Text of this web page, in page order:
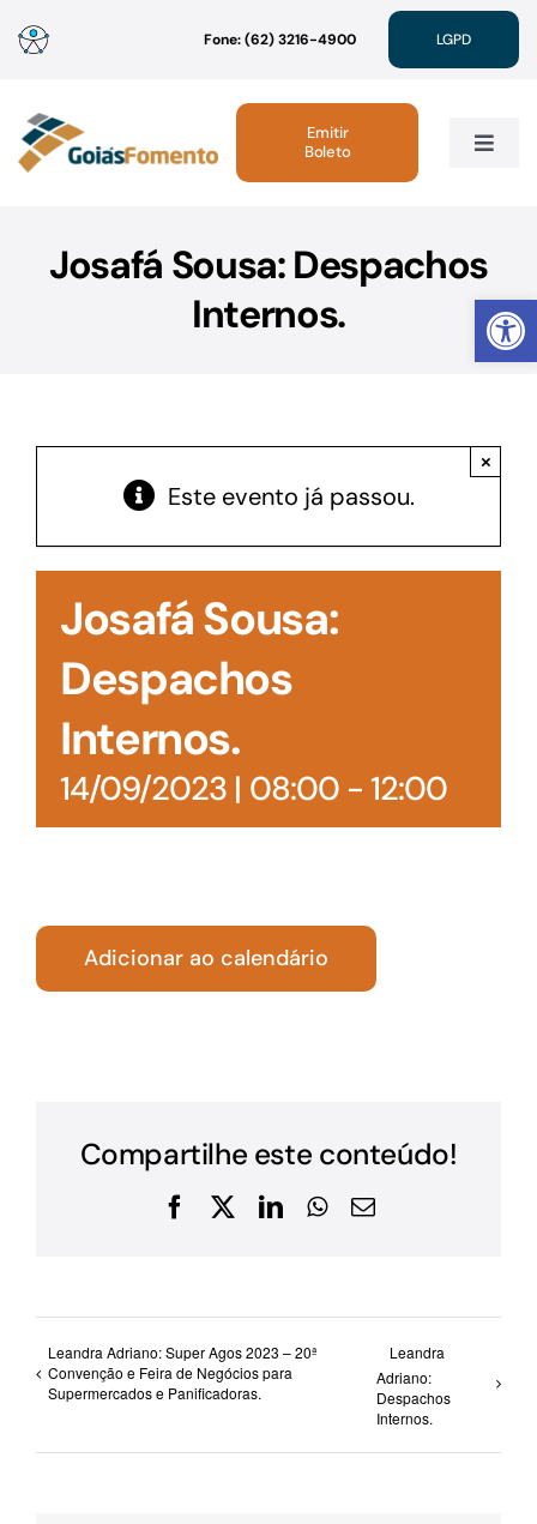
Abrir
para
conteúdo
Fone: (62) 3216-4900 LGPD
Toggle
Linhas de Crédito
Acesso à Informação
Emitir
Boleto
Josafá Sousa: Despachos
Internos.
Este evento já passou.
×
Josafá Sousa:
Despachos
Internos.
14/09/2023 | 08:00- 12:00
Adicionar ao calendário
Compartilhe este conteúdo!
Facebook
X LinkedInWhatsApp
E-
Leandra Adriano: Super Agos 2023 – 20ª
Convenção e Feira de Negócios para
Supermercados e Panificadoras.
Leandra
Adriano:
Despachos
Internos.